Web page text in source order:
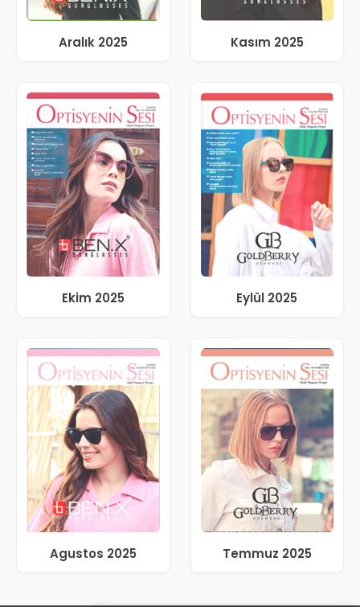
Aralık 2025 Kasım 2025
Ekim 2025 Eylül 2025
Agustos 2025 Temmuz 2025